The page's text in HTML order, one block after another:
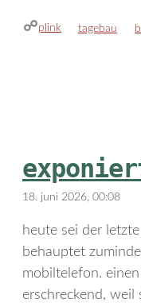
plink kategorien
tagebau
18. juni 2026, 00:08
heute sei der
behauptet
mobiltelefon.
erschreckend, weil